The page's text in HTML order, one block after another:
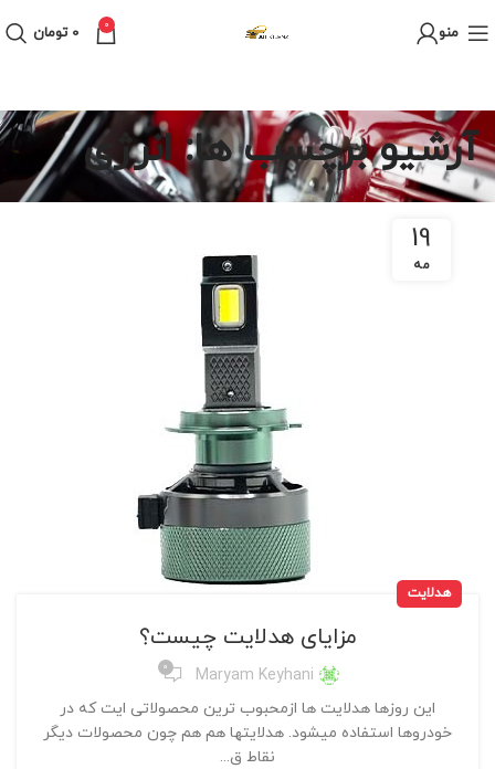
منو 0
0 تومان
آرشیو برچسب ها: انرژی
19
مه
هدلایت
مزایای هدلایت چیست؟
Maryam Keyhani
0
این روزها هدلایت ها ازمحبوب ترین محصولاتی ایت که در
خودروها استفاده میشود. هدلایتها هم هم چون محصولات دیگر
نقاط ق...